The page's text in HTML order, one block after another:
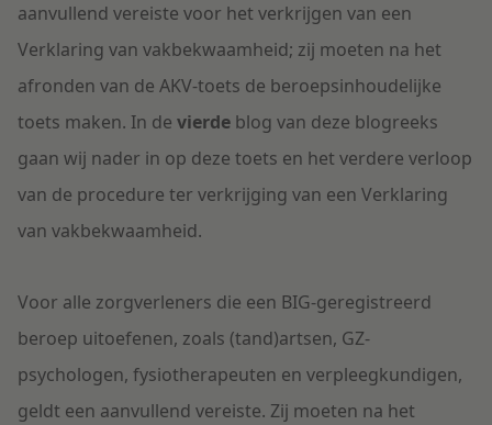
aanvullend vereiste voor het verkrijgen van een
Verklaring van vakbekwaamheid; zij moeten na het
afronden van de AKV-toets de beroepsinhoudelijke
toets maken. In de vierde blog van deze blogreeks
gaan wij nader in op deze toets en het verdere verloop
van de procedure ter verkrijging van een Verklaring
van vakbekwaamheid.
Voor alle zorgverleners die een BIG-geregistreerd
beroep uitoefenen, zoals (tand)artsen, GZ-
psychologen, fysiotherapeuten en verpleegkundigen,
geldt een aanvullend vereiste. Zij moeten na het